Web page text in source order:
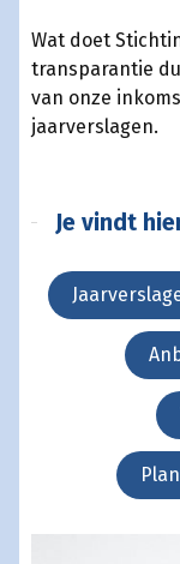
Wat doet
transparantie
van onze
jaarverslagen.
Je vindt